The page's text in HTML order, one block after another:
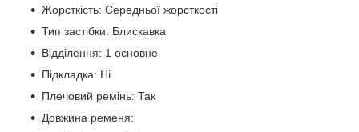
Жорсткість: Середньої жорсткості
Тип застібки: Блискавка
Відділення: 1 основне
Підкладка: Ні
Плечовий ремінь: Так
Довжина ременя: